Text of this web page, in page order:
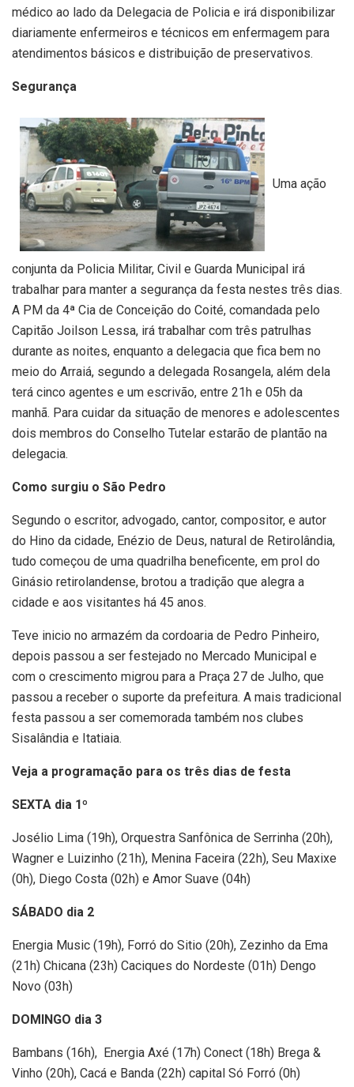
médico ao lado da Delegacia de Policia e irá disponibilizar
diariamente enfermeiros e técnicos em enfermagem para
atendimentos básicos e distribuição de preservativos.
Segurança
Uma ação
conjunta da Policia Militar, Civil e Guarda Municipal irá
trabalhar para manter a segurança da festa nestes três dias.
A PM da 4ª Cia de Conceição do Coité, comandada pelo
Capitão Joilson Lessa, irá trabalhar com três patrulhas
durante as noites, enquanto a delegacia que fica bem no
meio do Arraiá, segundo a delegada Rosangela, além dela
terá cinco agentes e um escrivão, entre 21h e 05h da
manhã. Para cuidar da situação de menores e adolescentes
dois membros do Conselho Tutelar estarão de plantão na
delegacia.
Como surgiu o São Pedro
Segundo o escritor, advogado, cantor, compositor, e autor
do Hino da cidade, Enézio de Deus, natural de Retirolândia,
tudo começou de uma quadrilha beneficente, em prol do
Ginásio retirolandense, brotou a tradição que alegra a
cidade e aos visitantes há 45 anos.
Teve inicio no armazém da cordoaria de Pedro Pinheiro,
depois passou a ser festejado no Mercado Municipal e
com o crescimento migrou para a Praça 27 de Julho, que
passou a receber o suporte da prefeitura. A mais tradicional
festa passou a ser comemorada também nos clubes
Sisalândia e Itatiaia.
Veja a programação para os três dias de festa
SEXTA dia 1º
Josélio Lima (19h), Orquestra Sanfônica de Serrinha (20h),
Wagner e Luizinho (21h), Menina Faceira (22h), Seu Maxixe
(0h), Diego Costa (02h) e Amor Suave (04h)
SÁBADO dia 2
Energia Music (19h), Forró do Sitio (20h), Zezinho da Ema
(21h) Chicana (23h) Caciques do Nordeste (01h) Dengo
Novo (03h)
DOMINGO dia 3
Bambans (16h), Energia Axé (17h) Conect (18h) Brega &
Vinho (20h), Cacá e Banda (22h) capital Só Forró (0h)